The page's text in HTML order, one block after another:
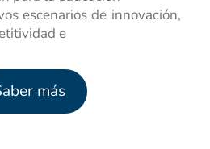
escenarios de innovación,
e
más